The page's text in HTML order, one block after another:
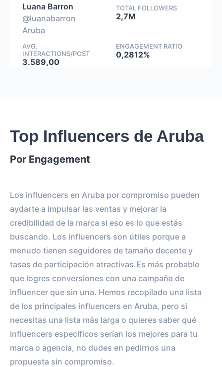
Luana Barron
@luanabarron
Aruba
TOTAL FOLLOWERS
2,7M
AVG.
INTERACTIONS/POST
3.589,00
ENGAGEMENT RATIO
0,2812%
Top Influencers de Aruba
Por Engagement
Los influencers en Aruba por compromiso pueden
aydarte a impulsar las ventas y mejorar la
credibilidad de la marca si eso es lo que estás
buscando. Los influencers son útiles porque a
menudo tienen seguidores de tamaño decente y
tasas de participación atractivas.Es más probable
que logres conversiones con una campaña de
influencer que sin una. Hemos recopilado una lista
de los principales influencers en Aruba, pero si
necesitas una lista más larga o quieres saber qué
influencers específicos serían los mejores para tu
marca o agencia, no dudes en pedirnos una
propuesta sin compromiso.